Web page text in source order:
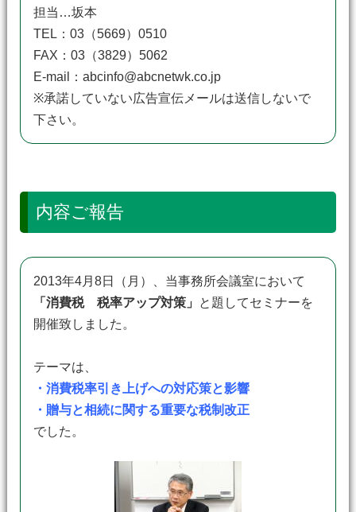
担当…坂本
TEL：03（5669）0510
FAX：03（3829）5062
E-mail：abcinfo@abcnetwk.co.jp
※承諾していない広告宣伝メールは送信しないで
下さい。
内容ご報告
2013年4月8日（月）、当事務所会議室において
「消費税 税率アップ対策」
と題してセミナーを
開催致しました。
テーマは、
・消費税率引き上げへの対応策と影響
・贈与と相続に関する重要な税制改正
でした。